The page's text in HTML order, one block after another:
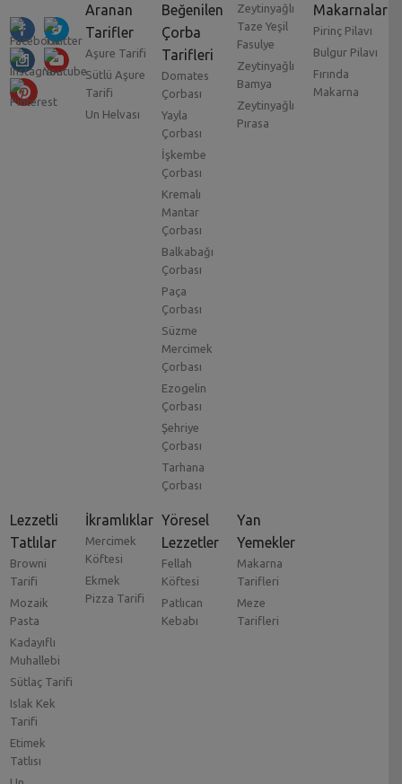
Aranan
Tarifler
Aşure Tarifi
Sütlü Aşure
Tarifi
Un Helvası
Beğenilen
Çorba
Tarifleri
Domates
Çorbası
Yayla
Çorbası
İşkembe
Çorbası
Kremalı
Mantar
Çorbası
Balkabağı
Çorbası
Paça
Çorbası
Süzme
Mercimek
Çorbası
Ezogelin
Çorbası
Şehriye
Çorbası
Tarhana
Çorbası
Zeytinyağlı
Taze Yeşil
Fasulye
Zeytinyağlı
Bamya
Zeytinyağlı
Pırasa
Makarnalar
Pirinç Pilavı
Bulgur Pilavı
Fırında
Makarna
Lezzetli
Tatlılar
Browni
Tarifi
Mozaik
Pasta
Kadayıflı
Muhallebi
Sütlaç Tarifi
Islak Kek
Tarifi
Etimek
Tatlısı
İkramlıklar
Mercimek
Köftesi
Ekmek
Pizza Tarifi
Yöresel
Lezzetler
Fellah
Köftesi
Patlıcan
Kebabı
Yan
Yemekler
Makarna
Tarifleri
Meze
Tarifleri